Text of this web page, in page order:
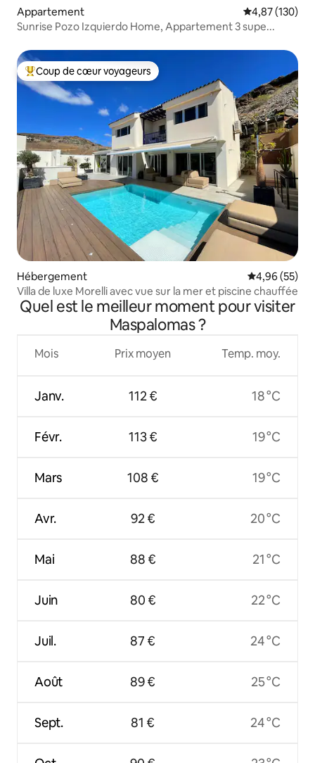
Appartement Évaluation
4,87 (130)
Sunrise Pozo Izquierdo Home, Appartement 3 supe...
Coups de cœur voyageurs les plus appréciés
Coup de cœur voyageurs
Hébergement Évaluation
4,96 (55)
Villa de luxe Morelli avec vue sur la mer et piscine chauffée
Quel est le meilleur moment pour visiter
Maspalomas ?
Mois
Janv.
Févr.
Mars
Avr.
Mai
Juin
Juil.
Août
Sept.
Prix moyen
112 €
113 €
108 €
92 €
88 €
80 €
87 €
89 €
81 €
Temp. moy.
18 °C
19 °C
19 °C
20 °C
21 °C
22 °C
24 °C
25 °C
24 °C